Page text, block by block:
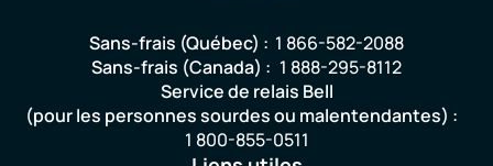
Sans-frais (Québec) : 1 866-582-2088
Sans-frais (Canada) : 1 888-295-8112
Service de relais Bell
(pour les personnes sourdes ou malentendantes) :
1 800-855-0511